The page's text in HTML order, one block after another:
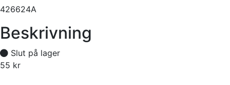
426624A
Beskrivning
Slut på lager
55 kr